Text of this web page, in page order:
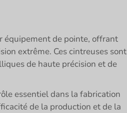
équipement de pointe, offrant
extrême. Ces cintreuses sont
de haute précision et de
essentiel dans la fabrication
de la production et de la